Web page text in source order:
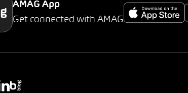
AMAG App
Get connected with AMAG